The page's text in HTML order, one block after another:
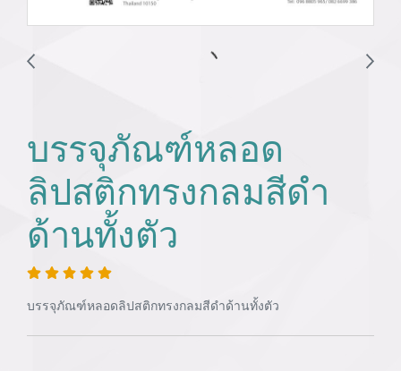
บรรจุภัณฑ์หลอด
ลิปสติกทรงกลมสีดำ
ด้านทั้งตัว
บรรจุภัณฑ์หลอดลิปสติกทรงกลมสีดำด้านทั้งตัว